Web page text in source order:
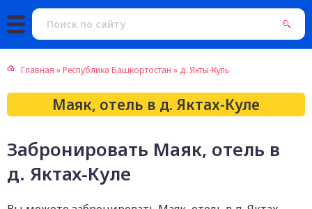
Главная »Республика Башкортостан » д. Якты-Куль
Маяк, отель в д. Яктах-Куле
Забронировать Маяк, отель в
д. Яктах-Куле